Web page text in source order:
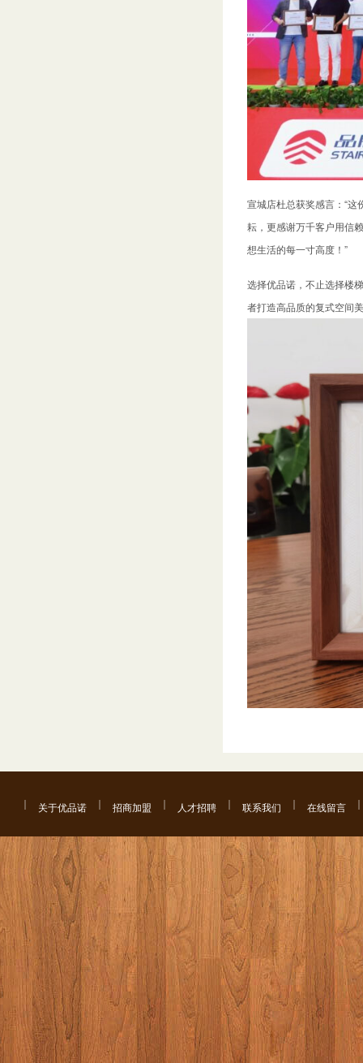
宣城店杜总获奖感言：“
耘，更感谢万千客户用信
想生活的每一寸高度！”
选择优品诺，不止选择楼
者打造高品质的复式空间
关于优品诺 招商加盟 人才招聘 联系我们 在线留言